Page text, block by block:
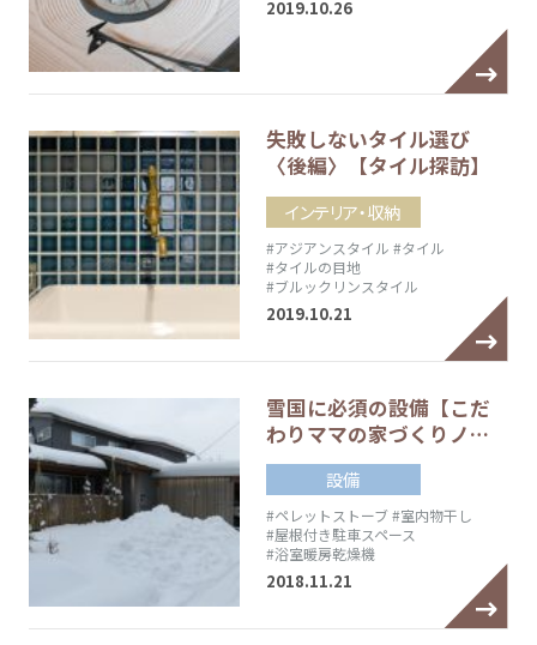
2019.10.26
失敗しないタイル選び
〈後編〉【タイル探訪】
インテリア・収納
#アジアンスタイル #タイル
#タイルの目地
#ブルックリンスタイル
2019.10.21
雪国に必須の設備【こだ
わりママの家づくりノ…
設備
#ペレットストーブ#室内物干し
#屋根付き駐車スペース
#浴室暖房乾燥機
2018.11.21